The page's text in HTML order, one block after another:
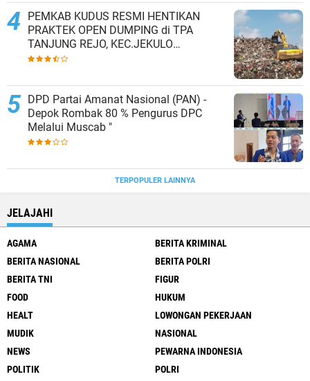
PEMKAB KUDUS RESMI HENTIKAN
PRAKTEK OPEN DUMPING di TPA
TANJUNG REJO, KEC.JEKULO
KAB.KUDUS,BERLAKUKAN SISTEM
DPD Partai Amanat Nasional (PAN) -
Depok Rombak 80 % Pengurus DPC
Melalui Muscab "
TERPOPULER LAINNYA
JELAJAHI
AGAMA
BERITA KRIMINAL
BERITA NASIONAL
BERITA POLRI
BERITA TNI
FIGUR
FOOD
HUKUM
HEALT
LOWONGAN PEKERJAAN
MUDIK
NASIONAL
NEWS
PEWARNA INDONESIA
POLITIK
POLRI